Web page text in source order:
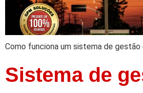
Como funciona um sistema de gestão
Sistema de